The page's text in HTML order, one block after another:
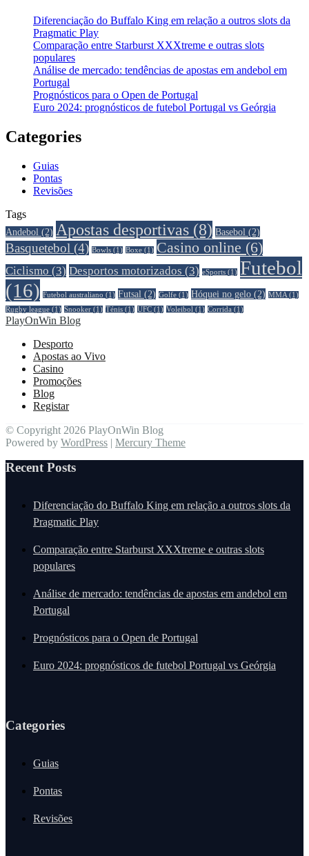
Diferenciação do Buffalo King em relação a outros slots da
Pragmatic Play
Comparação entre Starburst XXXtreme e outras slots
populares
Análise de mercado: tendências de apostas em andebol em
Portugal
Prognósticos para o Open de Portugal
Euro 2024: prognósticos de futebol Portugal vs Geórgia
Categories
Guias
Pontas
Revisões
Tags
Andebol (2) Apostas desportivas (8) Basebol (2)
Basquetebol (4) Bowls (1) Boxe (1) Casino online (6)
Ciclismo (3) Desportos motorizados (3) eSports (1) Futebol
(16) Futebol australiano (1) Futsal (2) Golfe (1) Hóquei no gelo (2) MMA (1)
Rugby league (1) Snooker (1) Ténis (1) UFC (1) Voleibol (1) Сorrida (1)
PlayOnWin Blog
Desporto
Apostas ao Vivo
Casino
Promoções
Blog
Registar
© Copyright 2026 PlayOnWin Blog
Powered by WordPress | Mercury Theme
Recent Posts
Diferenciação do Buffalo King em relação a outros slots da
Pragmatic Play
Comparação entre Starburst XXXtreme e outras slots
populares
Análise de mercado: tendências de apostas em andebol em
Portugal
Prognósticos para o Open de Portugal
Euro 2024: prognósticos de futebol Portugal vs Geórgia
Categories
Guias
Pontas
Revisões